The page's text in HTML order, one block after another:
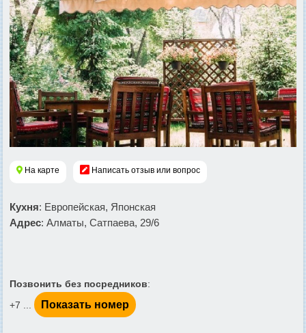
На карте Написать отзыв или вопрос
Кухня: Европейская, Японская
Адрес: Алматы, Сатпаева, 29/6
Позвонить без посредников:
+7 ...
Показать номер